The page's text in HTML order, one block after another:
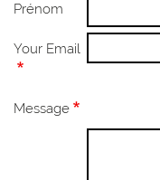
Prénom
Your Email
Message